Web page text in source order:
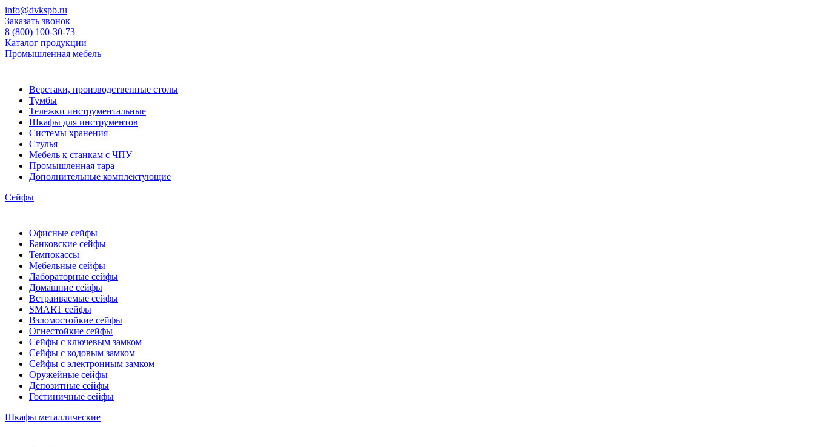
info@dvkspb.ru
Заказать звонок
8 (800) 100-30-73
Каталог продукции
Промышленная мебель
Верстаки, производственные столы
Тумбы
Тележки инструментальные
Шкафы для инструментов
Системы хранения
Стулья
Мебель к станкам с ЧПУ
Промышленная тара
Дополнительные комплектующие
Сейфы
Офисные сейфы
Банковские сейфы
Темпокассы
Мебельные сейфы
Лабораторные сейфы
Домашние сейфы
Встраиваемые сейфы
SMART сейфы
Взломостойкие сейфы
Огнестойкие сейфы
Сейфы с ключевым замком
Сейфы с кодовым замком
Сейфы с электронным замком
Оружейные сейфы
Депозитные сейфы
Гостиничные сейфы
Шкафы металлические